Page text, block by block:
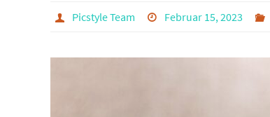
Picstyle Team Februar 15, 2023